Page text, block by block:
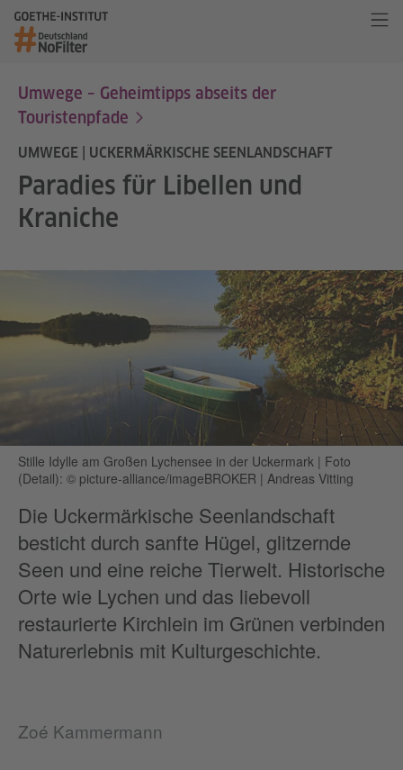
Umwege – Geheimtipps abseits der
Touristenpfade
UMWEGE | UCKERMÄRKISCHE SEENLANDSCHAFT
Paradies für Libellen und
Kraniche
Stille Idylle am Großen Lychensee in der Uckermark | Foto
(Detail): © picture-alliance/imageBROKER | Andreas Vitting
Die Uckermärkische Seenlandschaft
besticht durch sanfte Hügel, glitzernde
Seen und eine reiche Tierwelt. Historische
Orte wie Lychen und das liebevoll
restaurierte Kirchlein im Grünen verbinden
Naturerlebnis mit Kulturgeschichte.
Zoé Kammermann